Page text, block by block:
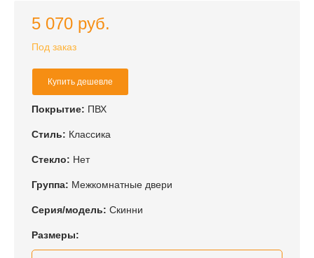
5 070 руб.
Под заказ
Купить дешевле
Покрытие: ПВХ
Стиль: Классика
Стекло: Нет
Группа: Межкомнатные двери
Серия/модель: Скинни
Размеры: